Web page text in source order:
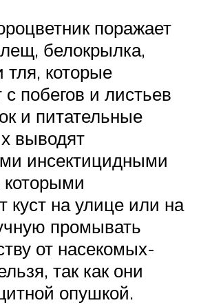
поражает
белокрылка,
которые
побегов и листьев
и питательные
выводят
инсектицидными
куст на улице или на
промывать
от насекомых-
так как они
опушкой.